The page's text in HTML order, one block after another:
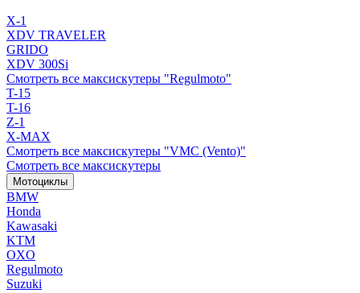
X-1
XDV TRAVELER
GRIDO
XDV 300Si
Смотреть все максискутеры "Regulmoto"
T-15
T-16
Z-1
X-MAX
Смотреть все максискутеры "VMC (Vento)"
Смотреть все максискутеры
Мотоциклы
BMW
Honda
Kawasaki
KTM
OXO
Regulmoto
Suzuki